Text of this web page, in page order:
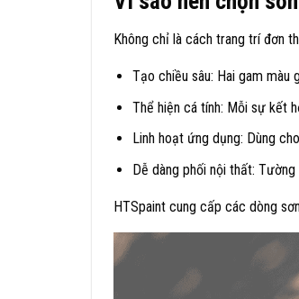
Không chỉ là cách trang trí đơn
Tạo chiều sâu: Hai gam màu
Thể hiện cá tính: Mỗi sự kết
Linh hoạt ứng dụng: Dùng
Dễ dàng phối nội thất:
HTSpaint cung cấp các dòng